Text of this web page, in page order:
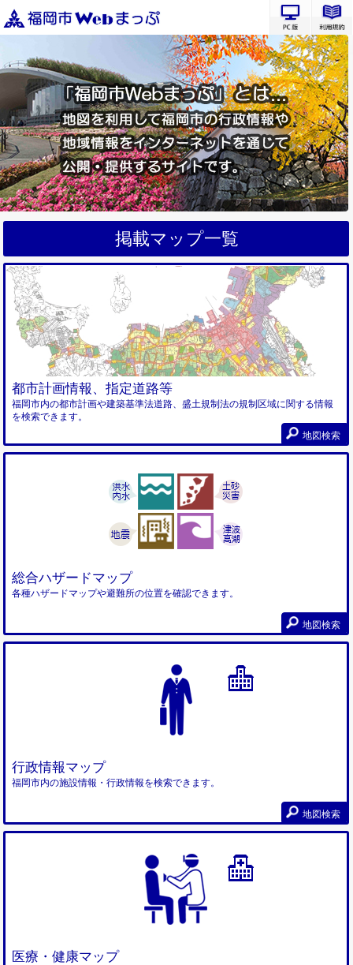
PC版サ
掲載マップ一覧
都市計画情報、指定道路等
福岡市内の都市計画や建築基準法道路、盛土規制法の規制区域に関する情報
を検索できます。
地図検索
総合ハザードマップ
各種ハザードマップや避難所の位置を確認できます。
地図検索
行政情報マップ
福岡市内の施設情報・行政情報を検索できます。
地図検索
医療・健康マップ